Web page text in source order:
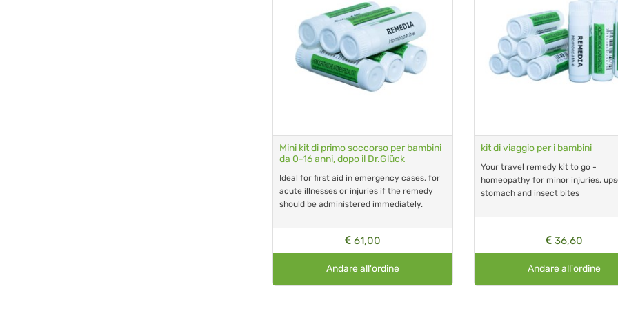
Mini kit di primo soccorso per bambini
da 0-16 anni, dopo il Dr.Glück
Ideal for first aid in emergency cases, for
acute illnesses or injuries if the remedy
should be administered immediately.
61,00
Andare all'ordine
kit di viaggio per i bambini
Your travel remedy kit to go -
homeopathy for minor injuries,
stomach and insect bites
36,60
Andare all'ordine